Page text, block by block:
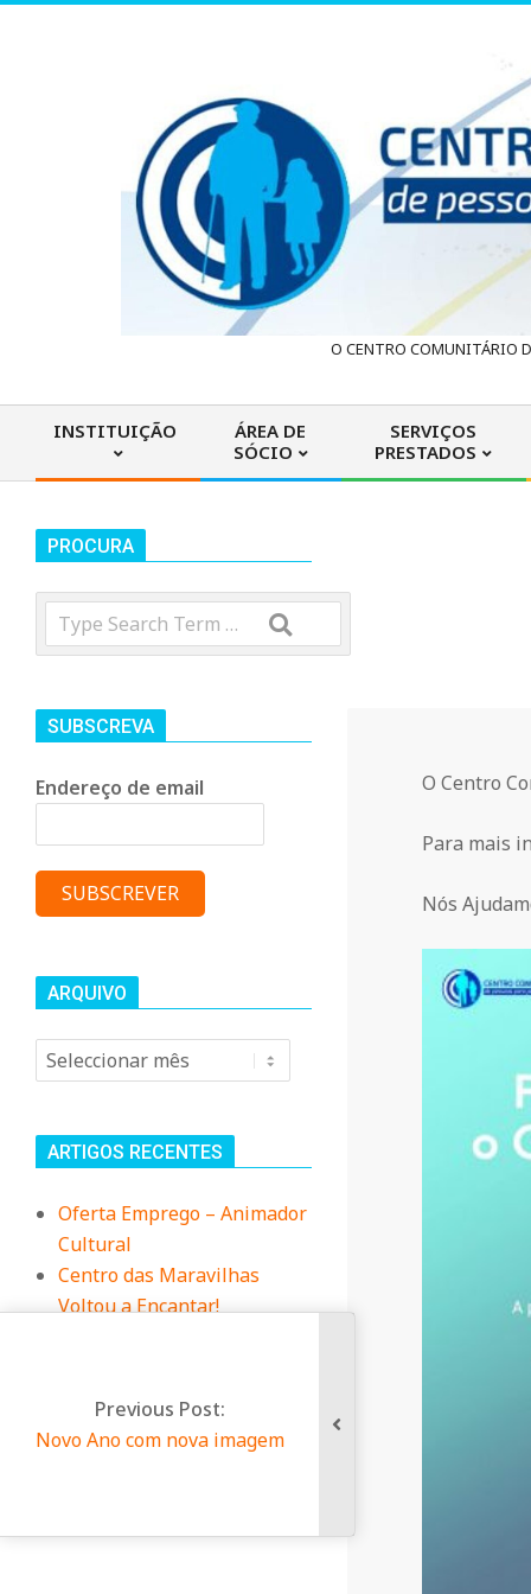
e
n
t
r
o
C
o
m
u
n
i
t
á
i
o
O CENTRO COMUNITÁRIO
INSTITUIÇÃO
ÁREA DE
SÓCIO
SERVIÇOS
PRESTADOS
O Centro
Para mais
Nós
PROCURA
Search
SUBSCREVA
Endereço de email
ARQUIVO
Arquivo
ARTIGOS RECENTES
Oferta Emprego – Animador
Cultural
Centro das Maravilhas
Voltou a Encantar!
Vamos à Praia?
Duas das nossas
Previous Post:
Novo Ano com nova imagem